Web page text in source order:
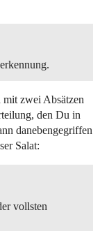
zwei Absätzen
den Du in
danebengegriffen
Salat:
vollsten